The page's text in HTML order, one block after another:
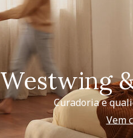
Westwing
Curadoria e
Vem